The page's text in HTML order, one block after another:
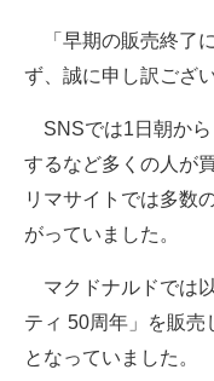
「早期の販売終了
ず、誠に申し訳ござ
SNSでは1日朝から
するなど多くの人が
リマサイトでは多数
がっていました。
マクドナルドでは
ティ 50周年」を販売
となっていました。